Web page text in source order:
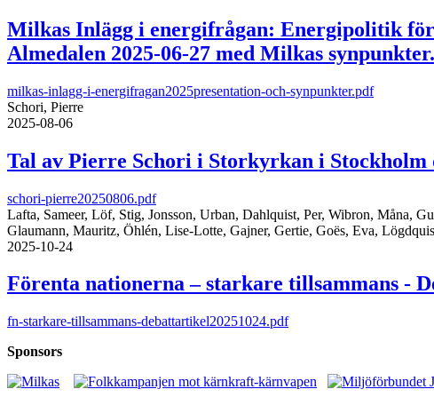
Milkas Inlägg i energifrågan: Energipolitik
Almedalen 2025-06-27 med Milkas
milkas-inlagg-i-energifragan2025presentation-och-synpunkter.pdf
Schori, Pierre
2025-08-06
Tal av Pierre Schori i Storkyrkan i Stockholm
schori-pierre20250806.pdf
Lafta, Sameer, Löf, Stig, Jonsson, Urban, Dahlquist, Per, Wibron, Måna,
Glaumann, Mauritz, Öhlén, Lise-Lotte, Gajner, Gertie, Goës, Eva,
2025-10-24
Förenta nationerna – starkare tillsammans -
fn-starkare-tillsammans-debattartikel20251024.pdf
Sponsors